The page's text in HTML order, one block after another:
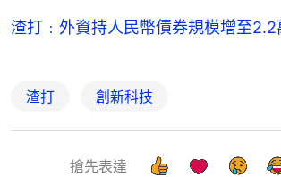
渣打﹕外資持人民幣債券規模增至
渣打 創新科技
搶先表達